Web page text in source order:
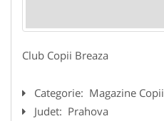
Club Copii Breaza
Categorie: Magazine Copii
Judet: Prahova